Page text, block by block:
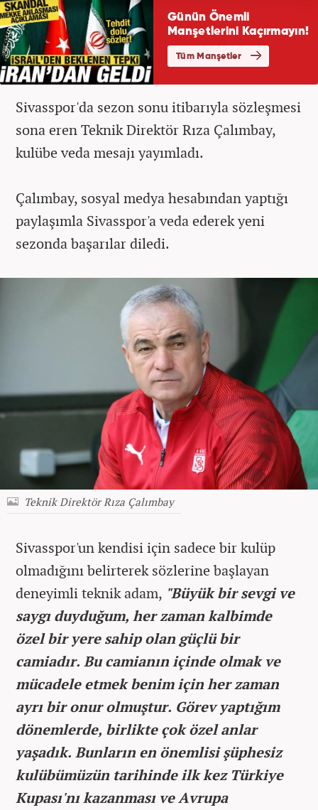
Sivasspor'da sezon sonu itibarıyla sözleşmesi
sona eren Teknik Direktör Rıza Çalımbay,
kulübe veda mesajı yayımladı.
Çalımbay, sosyal medya hesabından yaptığı
paylaşımla Sivasspor'a veda ederek yeni
sezonda başarılar diledi.
Teknik Direktör Rıza Çalımbay
Sivasspor'un kendisi için sadece bir kulüp
olmadığını belirterek sözlerine başlayan
deneyimli teknik adam, "Büyük bir sevgi ve
saygı duyduğum, her zaman kalbimde
özel bir yere sahip olan güçlü bir
camiadır. Bu camianın içinde olmak ve
mücadele etmek benim için her zaman
ayrı bir onur olmuştur. Görev yaptığım
dönemlerde, birlikte çok özel anlar
yaşadık. Bunların en önemlisi şüphesiz
kulübümüzün tarihinde ilk kez Türkiye
Kupası'nı kazanması ve Avrupa